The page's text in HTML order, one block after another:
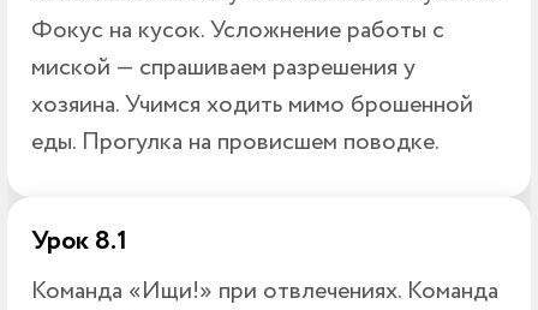
Фокус на кусок. Усложнение работы с
миской — спрашиваем разрешения у
хозяина. Учимся ходить мимо брошенной
еды. Прогулка на провисшем поводке.
Урок 8.1
Команда «Ищи!» при отвлечениях. Команда